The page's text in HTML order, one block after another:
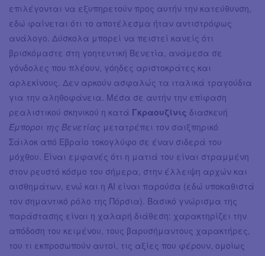
επιλέγονται να εξυπηρετούν προς αυτήν την κατεύθυνση,
εδώ φαίνεται ότι το αποτέλεσμα ήταν αντιστρόφως
ανάλογο. Δύσκολα μπορεί να πειστεί κανείς ότι
βρισκόμαστε στη γοητευτική Βενετία, ανάμεσα σε
γόνδολες που πλέουν, γόηδες αριστοκράτες και
αρλεκίνους. Δεν αρκούν ασφαλώς τα ιταλικά τραγούδια
για την αληθοφάνεια. Μέσα σε αυτήν την επίφαση
ρεαλιστικού σκηνικού η κατά Γκραουζίνις διασκευή
Έμποροι της Βενετίας μετατρέπει τον σαιξπηρικό
Σάιλοκ από Εβραίο τοκογλύφο σε έναν σιδερά του
μόχθου. Είναι εμφανές ότι η ματιά του είναι στραμμένη
στον ρευστό κόσμο του σήμερα, στην έλλειψη αρχών και
αισθημάτων, ενώ και η AΙ είναι παρούσα (εδώ υποκαθιστά
τον σημαντικό ρόλο της Πόρσια). Βασικό γνώρισμα της
παράστασης είναι η χαλαρή διάθεση: χαρακτηρίζει την
απόδοση του κειμένου, τους βαρυσήμαντους χαρακτήρες,
του τι εκπροσωπούν αυτοί, τις αξίες που φέρουν, ομοίως